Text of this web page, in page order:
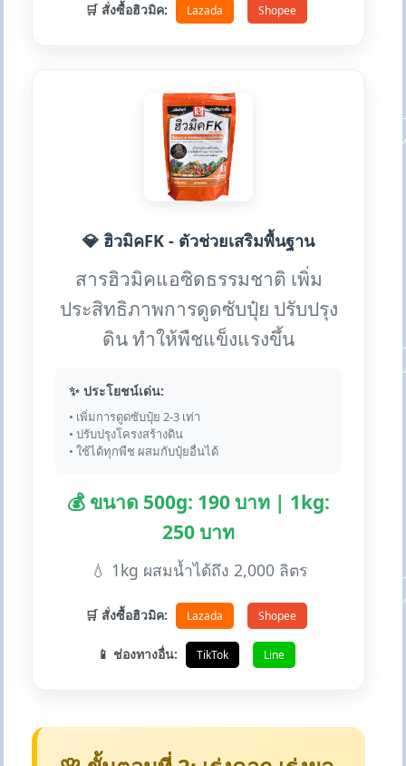
🛒 สั่งซื้อฮิวมิค: Lazada Shopee
💎 ฮิวมิคFK - ตัวช่วยเสริมพื้นฐาน
สารฮิวมิคแอซิดธรรมชาติ เพิ่ม
ประสิทธิภาพการดูดซับปุ๋ย ปรับปรุง
ดิน ทำให้พืชแข็งแรงขึ้น
✨ ประโยชน์เด่น:
• เพิ่มการดูดซับปุ๋ย 2-3 เท่า
• ปรับปรุงโครงสร้างดิน
• ใช้ได้ทุกพืช ผสมกับปุ๋ยอื่นได้
💰 ขนาด 500g: 190 บาท | 1kg:
250 บาท
💧 1kg ผสมน้ำได้ถึง 2,000 ลิตร
🛒 สั่งซื้อฮิวมิค: Lazada Shopee
📱 ช่องทางอื่น: TikTok Line